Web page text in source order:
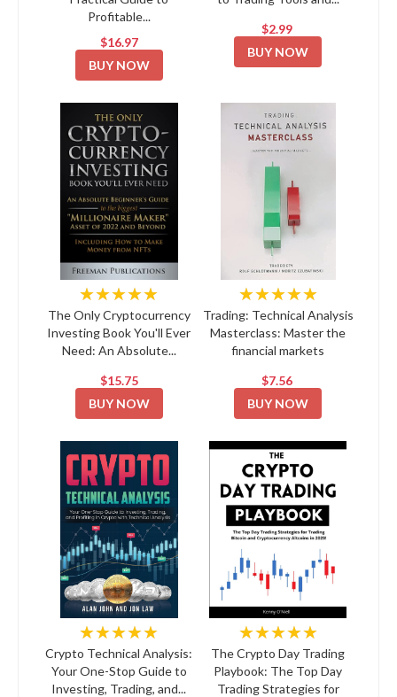
Profitable...
$16.97
BUY NOW
$2.99
BUY NOW
★★★★★
The Only Cryptocurrency
Investing Book You'll Ever
Need: An Absolute...
$15.75
BUY NOW
★★★★★
Trading: Technical Analysis
Masterclass: Master the
financial markets
$7.56
BUY NOW
★★★★★
Crypto Technical Analysis:
Your One-Stop Guide to
Investing, Trading, and...
★★★★★
The Crypto Day Trading
Playbook: The Top Day
Trading Strategies for